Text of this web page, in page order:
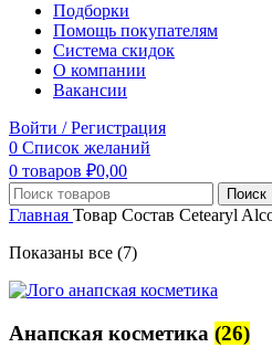
Подборки
Помощь покупателям
Система скидок
О компании
Вакансии
Войти / Регистрация
0 Список желаний
0 товаров ₽0,00
Поиск
Главная Товар Состав Cetearyl
Показаны все (7)
Анапская косметика (26)